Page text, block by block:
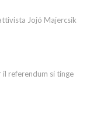
Jojó Majercsik
referendum si tinge